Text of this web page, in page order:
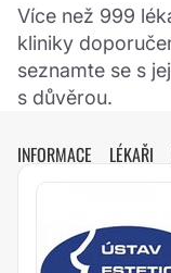
Více než 999
kliniky
seznamte se s
s důvěrou.
INFORMACE LÉKAŘI